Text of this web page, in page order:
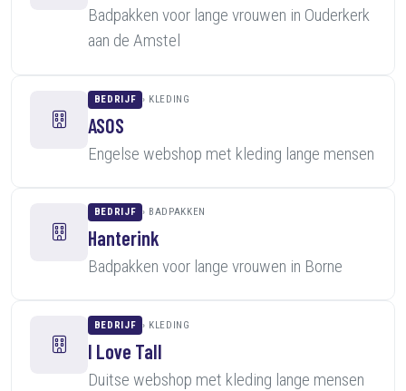
Badpakken voor lange vrouwen in Ouderkerk
aan de Amstel
BEDRIJF KLEDING
ASOS
Engelse webshop met kleding lange mensen
BEDRIJF BADPAKKEN
Hanterink
Badpakken voor lange vrouwen in Borne
BEDRIJF KLEDING
I Love Tall
Duitse webshop met kleding lange mensen